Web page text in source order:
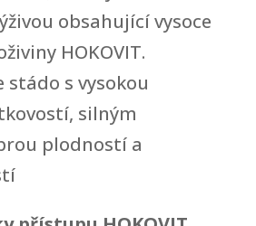
obsahující vysoce
HOKOVIT.
stádo s vysokou
silným
plodností a